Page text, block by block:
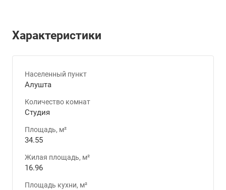
Характеристики
Населенный пункт
Алушта
Количество комнат
Студия
Площадь, м²
34.55
Жилая площадь, м²
16.96
Площадь кухни, м²